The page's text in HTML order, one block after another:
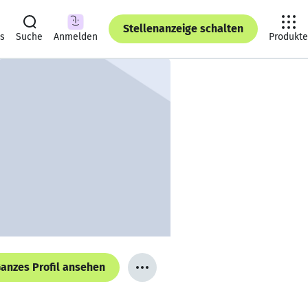
Suche Anmelden
Stellenanzeige schalten
Produkte
Profil ansehen